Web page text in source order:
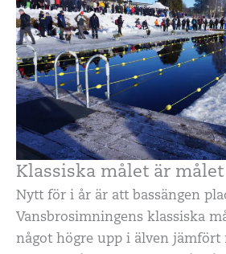
Klassiska målet är målet
Nytt för i år är att bassängen
Vansbrosimningens klassiska
något högre upp i älven jämfört